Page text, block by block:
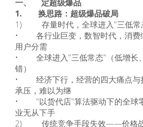
一、 定超级爆品
1. 换思路：超级爆品破局
1) 存量时代，全球进入"三低常
• 各行业巨变，数智时代，消费
用户分需
• 全球进入"三低常态"（低增长
错）
• 经济下行，经营的四大痛点与
承压，难以为继
• "以货代店"算法驱动下的全球
业无从下手
2) 传统竞争手段失效——价格战